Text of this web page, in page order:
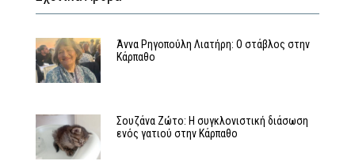
Άννα Ρηγοπούλη Λιατήρη: Ο στάβλος στην
Κάρπαθο
Σουζάνα Ζώτο: Η συγκλονιστική διάσωση
ενός γατιού στην Κάρπαθο